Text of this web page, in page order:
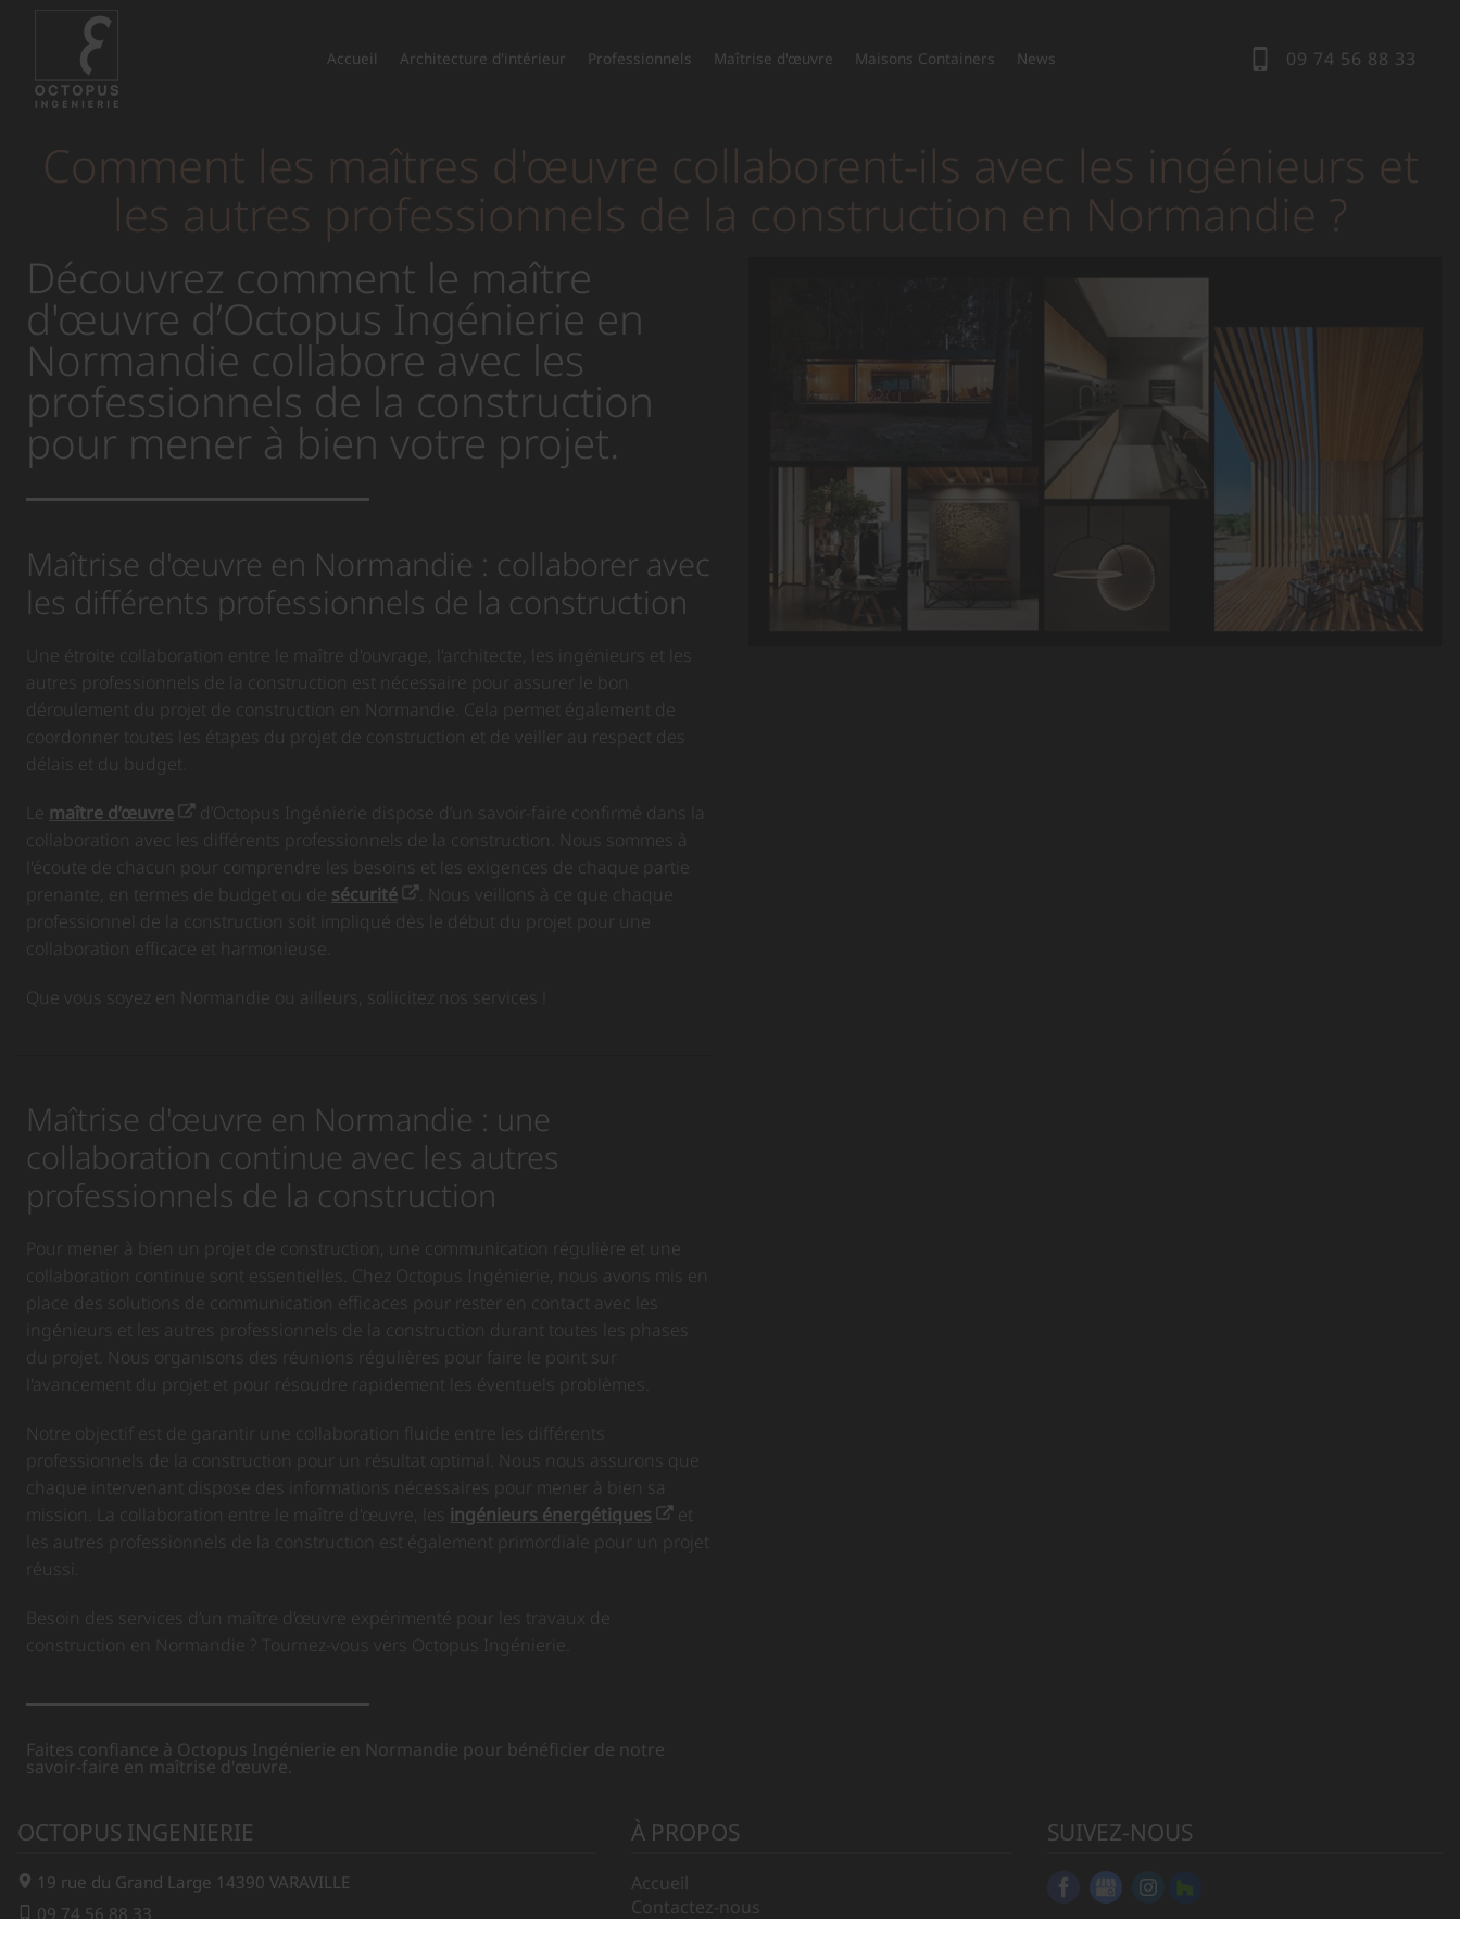
Accueil Architecture d'intérieur Professionnels Maîtrise d'œuvre Maisons Containers News 09 74 56 88 33
Comment les maîtres d'œuvre collaborent-ils avec les ingénieurs et
les autres professionnels de la construction en Normandie ?
Découvrez comment le maître
d'œuvre d’Octopus Ingénierie en
Normandie collabore avec les
professionnels de la construction
pour mener à bien votre projet.
Maîtrise d'œuvre en Normandie : collaborer avec
les différents professionnels de la construction
Une étroite collaboration entre le maître d'ouvrage, l'architecte, les ingénieurs et les
autres professionnels de la construction est nécessaire pour assurer le bon
déroulement du projet de construction en Normandie. Cela permet également de
coordonner toutes les étapes du projet de construction et de veiller au respect des
délais et du budget.
Le maître d’œuvre
d’Octopus Ingénierie dispose d’un savoir-faire confirmé dans la
collaboration avec les différents professionnels de la construction. Nous sommes à
l'écoute de chacun pour comprendre les besoins et les exigences de chaque partie
prenante, en termes de budget ou de sécurité
. Nous veillons à ce que chaque
professionnel de la construction soit impliqué dès le début du projet pour une
collaboration efficace et harmonieuse.
Que vous soyez en Normandie ou ailleurs, sollicitez nos services !
Maîtrise d'œuvre en Normandie : une
collaboration continue avec les autres
professionnels de la construction
Pour mener à bien un projet de construction, une communication régulière et une
collaboration continue sont essentielles. Chez Octopus Ingénierie, nous avons mis en
place des solutions de communication efficaces pour rester en contact avec les
ingénieurs et les autres professionnels de la construction durant toutes les phases
du projet. Nous organisons des réunions régulières pour faire le point sur
l'avancement du projet et pour résoudre rapidement les éventuels problèmes.
Notre objectif est de garantir une collaboration fluide entre les différents
professionnels de la construction pour un résultat optimal. Nous nous assurons que
chaque intervenant dispose des informations nécessaires pour mener à bien sa
mission. La collaboration entre le maître d'œuvre, les ingénieurs énergétiques
et
les autres professionnels de la construction est également primordiale pour un projet
réussi.
Besoin des services d’un maître d’œuvre expérimenté pour les travaux de
construction en Normandie ? Tournez-vous vers Octopus Ingénierie.
Faites confiance à Octopus Ingénierie en Normandie pour bénéficier de notre
savoir-faire en maîtrise d'œuvre.
OCTOPUS INGENIERIE
19 rue du Grand Large 14390 VARAVILLE
09 74 56 88 33
À PROPOS
Accueil
Contactez-nous
SUIVEZ-NOUS